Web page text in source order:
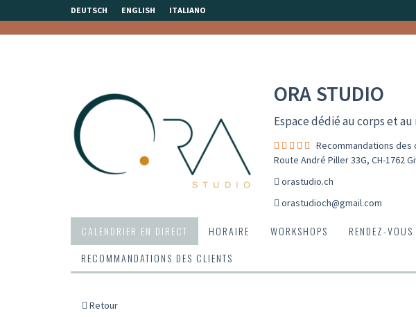
DEUTSCH ENGLISH ITALIANO
ORA STUDIO
Espace dédié au corps et
Recommandations des
Route André Piller 33G, CH-1762
orastudio.ch
orastudioch@gmail.com
CALENDRIER EN DIRECT HORAIRE WORKSHOPS RENDEZ-VOUS
RECOMMANDATIONS DES CLIENTS
Retour